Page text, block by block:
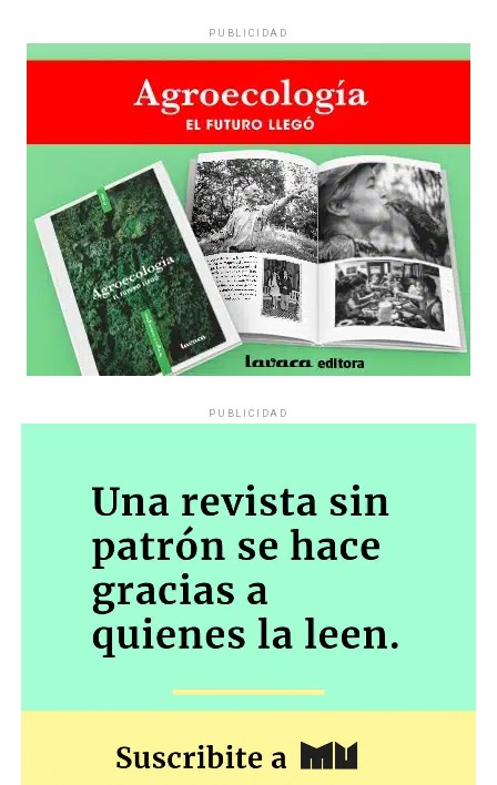
PUBLICIDAD
PUBLICIDAD